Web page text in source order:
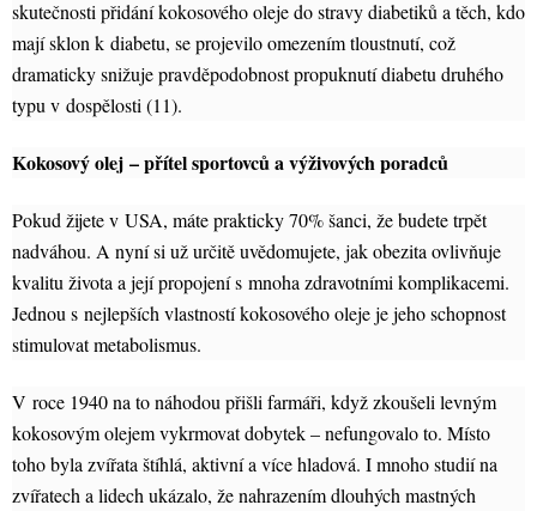
skutečnosti přidání kokosového oleje do stravy diabetiků a těch, kdo
mají sklon k diabetu, se projevilo omezením tloustnutí, což
dramaticky snižuje pravděpodobnost propuknutí diabetu druhého
typu v dospělosti (11).
Kokosový olej – přítel sportovců a výživových poradců
Pokud žijete v USA, máte prakticky 70% šanci, že budete trpět
nadváhou. A nyní si už určitě uvědomujete, jak obezita ovlivňuje
kvalitu života a její propojení s mnoha zdravotními komplikacemi.
Jednou s nejlepších vlastností kokosového oleje je jeho schopnost
stimulovat metabolismus.
V roce 1940 na to náhodou přišli farmáři, když zkoušeli levným
kokosovým olejem vykrmovat dobytek – nefungovalo to. Místo
toho byla zvířata štíhlá, aktivní a více hladová. I mnoho studií na
zvířatech a lidech ukázalo, že nahrazením dlouhých mastných